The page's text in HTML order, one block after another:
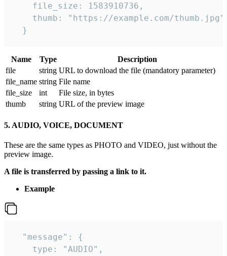
    file_size: 1583910736,
    thumb: "https://example.com/thumb.jpg"
  }
Name Type
Description
file
string URL to download the file (mandatory parameter)
file_name string File name
file_size
int
File size, in bytes
thumb
string URL of the preview image
5. AUDIO, VOICE, DOCUMENT
These are the same types as PHOTO and VIDEO, just without the
preview image.
A file is transferred by passing a link to it.
Example
  "message": {
    type: "AUDIO",